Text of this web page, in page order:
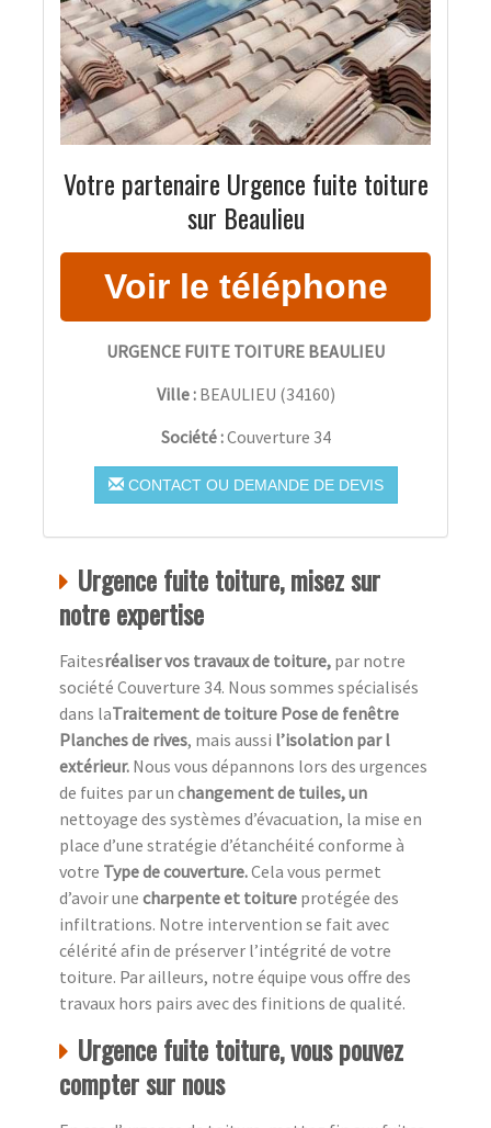
Votre partenaire Urgence fuite toiture
sur Beaulieu
URGENCE FUITE TOITURE BEAULIEU
Ville : BEAULIEU (34160)
Société :Couverture 34
CONTACT OU DEMANDE DE DEVIS
Urgence fuite toiture, misez sur
notre expertise
Faitesréaliser vos travaux de toiture, par notre
société Couverture 34. Nous sommes spécialisés
dans laTraitement de toiture Pose de fenêtre
Planches de rives, mais aussi l’isolation par l
extérieur. Nous vous dépannons lors des urgences
de fuites par un changement de tuiles, un
nettoyage des systèmes d’évacuation, la mise en
place d’une stratégie d’étanchéité conforme à
votre Type de couverture.Cela vous permet
d’avoir une charpente et toiture protégée des
infiltrations. Notre intervention se fait avec
célérité afin de préserver l’intégrité de votre
toiture. Par ailleurs, notre équipe vous offre des
travaux hors pairs avec des finitions de qualité.
Urgence fuite toiture, vous pouvez
compter sur nous